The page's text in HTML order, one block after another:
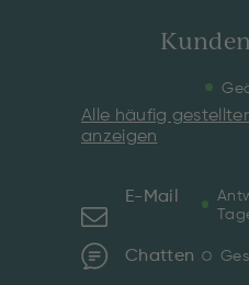
Alle häufig
anzeigen
E-Mail
Chatten